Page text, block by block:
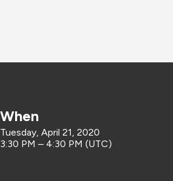
when
Tuesday, April 21, 2020
3:30 PM – 4:30 PM (UTC)